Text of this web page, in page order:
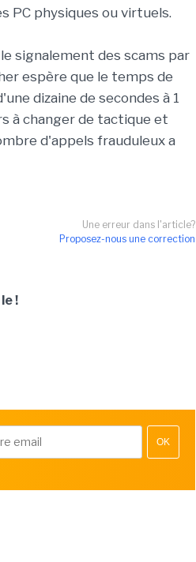
PC physiques ou virtuels.
signalement des scams par
espère que le temps de
dizaine de secondes à 1
à changer de tactique et
d'appels frauduleux a
Une erreur dans l'article?
Proposez-nous une correction
!
OK